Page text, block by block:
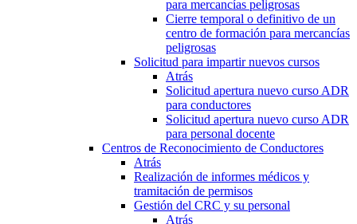
para mercancías peligrosas
Cierre temporal o definitivo de un
centro de formación para mercancías
peligrosas
Solicitud para impartir nuevos cursos
Atrás
Solicitud apertura nuevo curso ADR
para conductores
Solicitud apertura nuevo curso ADR
para personal docente
Centros de Reconocimiento de Conductores
Atrás
Realización de informes médicos y
tramitación de permisos
Gestión del CRC y su personal
Atrás